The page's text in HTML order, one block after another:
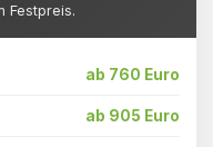
Festpreis.
ab 760 Euro
ab 905 Euro